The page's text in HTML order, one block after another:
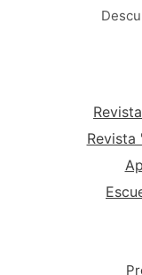
Revista